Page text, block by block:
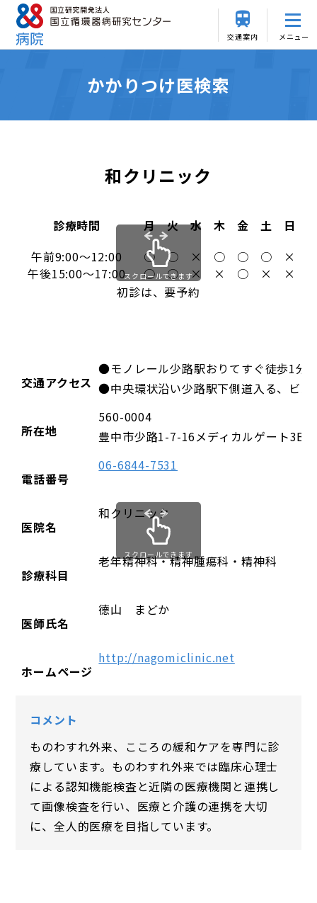
交通案内 メニュー
かかりつけ医検索
和クリニック
診療時間 月 火 水 木 金 土
日
午前9:00～12:00
○ ○ × ○ ○ ○
×
午後15:00～17:00
○ ○ × × ○ × ×
スクロールできます
初診は、要予約
交通アクセス
●モノレール少路駅おりてすぐ徒歩1分
●中央環状沿い少路駅下側道入る、ビ
所在地
560-0004
豊中市少路1-7-16メディカルゲート3B
電話番号
06-6844-7531
医院名
和クリニック
診療科目
老年精神科・精神腫瘍科・精神科
医師氏名
德山 まどか
ホームページ
http://nagomiclinic.net
スクロールできます
コメント
ものわすれ外来、こころの緩和ケアを専門に診
療しています。ものわすれ外来では臨床心理士
による認知機能検査と近隣の医療機関と連携し
て画像検査を行い、医療と介護の連携を大切
に、全人的医療を目指しています。